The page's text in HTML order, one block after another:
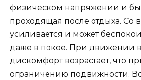
физическом напряжении и
проходящая после отдыха. Со
усиливается и может
даже в покое. При движении в
дискомфорт возрастает, что
ограничению подвижности.